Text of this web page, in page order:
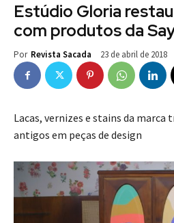
Estúdio Gloria
com produtos da
Por Revista Sacada 23 de abril de 2018
Lacas, vernizes e stains da
antigos em peças de design